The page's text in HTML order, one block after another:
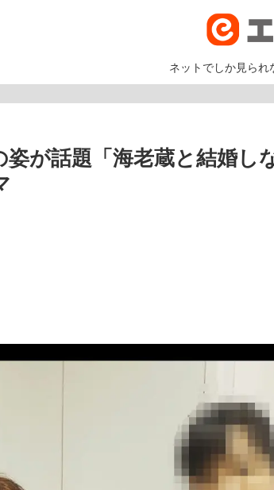
ネットでしか見られ
が話題「海老蔵と結婚し